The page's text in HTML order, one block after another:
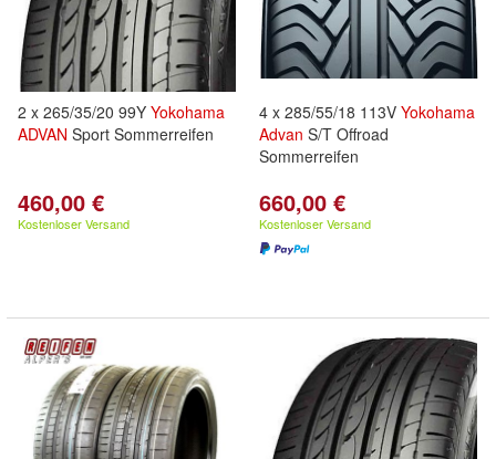
2 x 265/35/20 99Y Yokohama
ADVAN Sport Sommerreifen
460,00 €
Kostenloser Versand
4 x 285/55/18 113V Yokohama
Advan S/T Offroad
Sommerreifen
660,00 €
Kostenloser Versand